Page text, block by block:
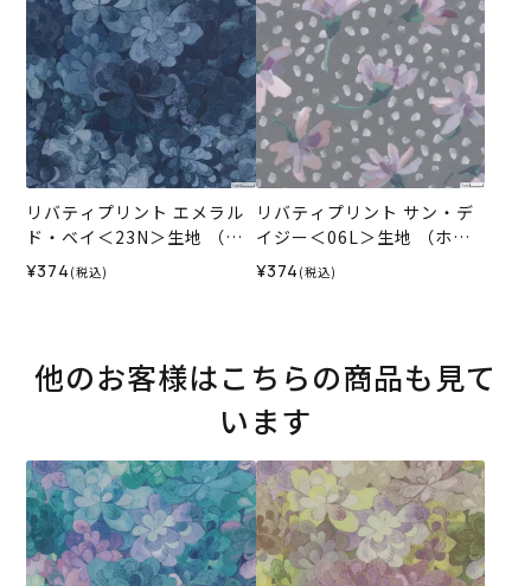
リバティプリント エメラル
ド・ベイ＜23N＞生地 （ホ
ビーラホビーレオリジナ
ル）2026SS
¥374 (税込)
リバティプリント サン・デ
イジー＜06L＞生地 （ホビ
ーラホビーレオリジナル）2
026SS
¥374 (税込)
他のお客様はこちらの商品も見て
います